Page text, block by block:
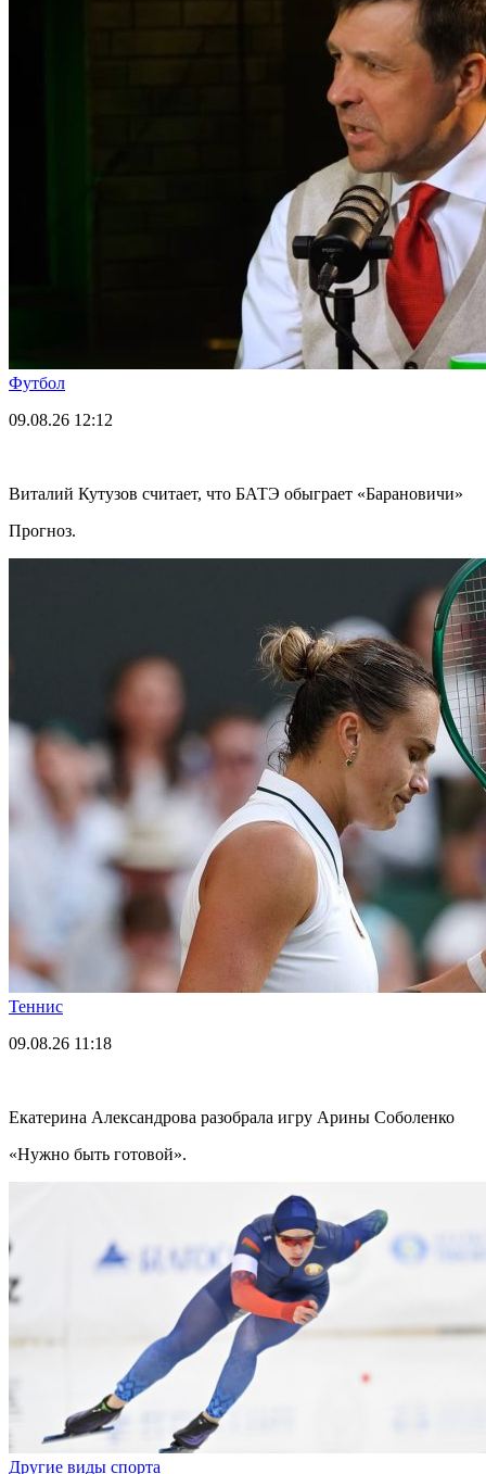
Футбол
09.08.26 12:12
Виталий Кутузов считает, что БАТЭ обыграет «Барановичи»
Прогноз.
Теннис
09.08.26 11:18
Екатерина Александрова разобрала игру Арины Соболенко
«Нужно быть готовой».
Другие виды спорта